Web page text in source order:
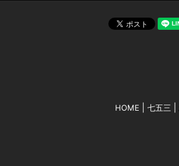
HOME 七五三